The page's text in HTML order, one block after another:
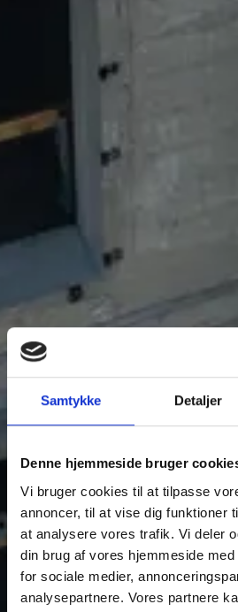
Samtykke Detaljer
Denne hjemmeside bruger
Vi bruger cookies til at tilpasse
annoncer, til at vise dig funktioner
at analysere vores trafik. Vi deler
din brug af vores hjemmeside
for sociale medier,
analysepartnere. Vores partnere